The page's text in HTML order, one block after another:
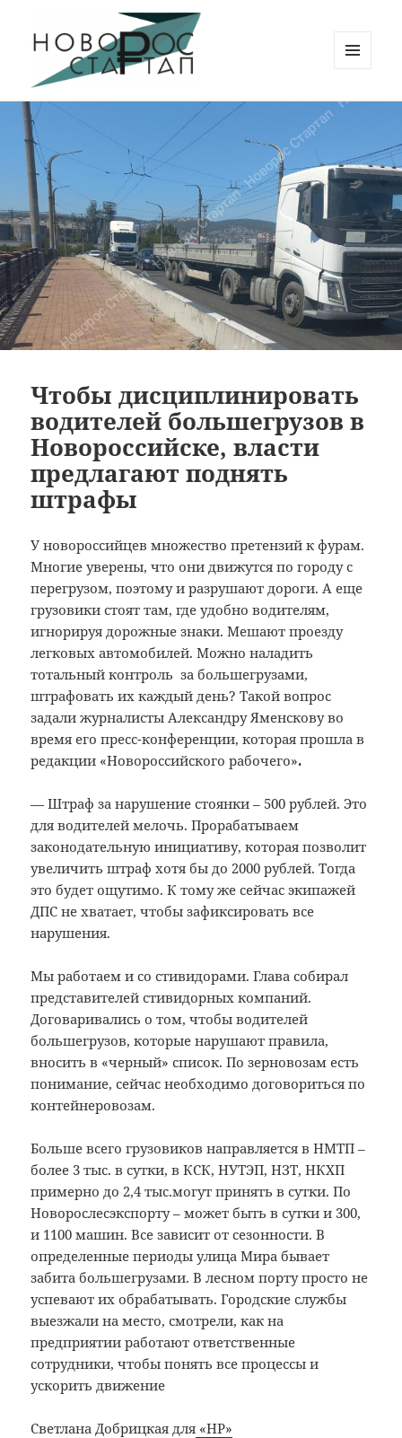
Новорос Стартап
ВИДЖЕТЫ
Чтобы дисциплинировать
водителей большегрузов в
Новороссийске, власти
предлагают поднять
штрафы
У новороссийцев множество претензий к фурам.
Многие уверены, что они движутся по городу с
перегрузом, поэтому и разрушают дороги. А еще
грузовики стоят там, где удобно водителям,
игнорируя дорожные знаки. Мешают проезду
легковых автомобилей. Можно наладить
тотальный контроль за большегрузами,
штрафовать их каждый день? Такой вопрос
задали журналисты Александру Яменскову во
время его пресс-конференции, которая прошла в
редакции «Новороссийского рабочего».
— Штраф за нарушение стоянки – 500 рублей. Это
для водителей мелочь. Прорабатываем
законодательную инициативу, которая позволит
увеличить штраф хотя бы до 2000 рублей. Тогда
это будет ощутимо. К тому же сейчас экипажей
ДПС не хватает, чтобы зафиксировать все
нарушения.
Мы работаем и со стивидорами. Глава собирал
представителей стивидорных компаний.
Договаривались о том, чтобы водителей
большегрузов, которые нарушают правила,
вносить в «черный» список. По зерновозам есть
понимание, сейчас необходимо договориться по
контейнеровозам.
Больше всего грузовиков направляется в НМТП –
более 3 тыс. в сутки, в КСК, НУТЭП, НЗТ, НКХП
примерно до 2,4 тыс.могут принять в сутки. По
Новорослесэкспорту – может быть в сутки и 300,
и 1100 машин. Все зависит от сезонности. В
определенные периоды улица Мира бывает
забита большегрузами. В лесном порту просто не
успевают их обрабатывать. Городские службы
выезжали на место, смотрели, как на
предприятии работают ответственные
сотрудники, чтобы понять все процессы и
ускорить движение
Светлана Добрицкая для «НР»